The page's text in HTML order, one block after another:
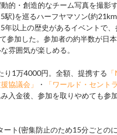
的・創造的なチーム写真を撮影
駅)を巡るハーフヤマソン(約
年以上の歴史があるイベントで
参加した。参加者の約半数が日
雰囲気が楽しめる。
1万4000円。全額、提携する
協議会」 ・ 「ワールド・セント
入金後、参加を取りやめても参
ト(密集防止のため15分ごとの